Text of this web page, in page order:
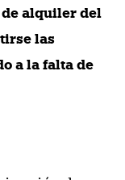
de alquiler del
las
a la falta de